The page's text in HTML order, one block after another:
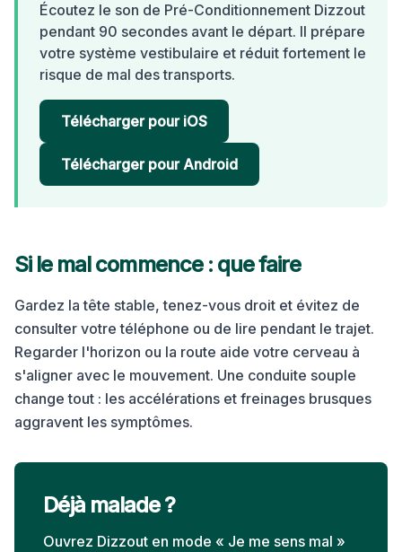
Écoutez le son de Pré-Conditionnement Dizzout
pendant 90 secondes avant le départ. Il prépare
votre système vestibulaire et réduit fortement le
risque de mal des transports.
Télécharger pour iOS
Télécharger pour Android
Si le mal commence : que faire
Gardez la tête stable, tenez-vous droit et évitez de
consulter votre téléphone ou de lire pendant le trajet.
Regarder l'horizon ou la route aide votre cerveau à
s'aligner avec le mouvement. Une conduite souple
change tout : les accélérations et freinages brusques
aggravent les symptômes.
Déjà malade ?
Ouvrez Dizzout en mode « Je me sens mal »